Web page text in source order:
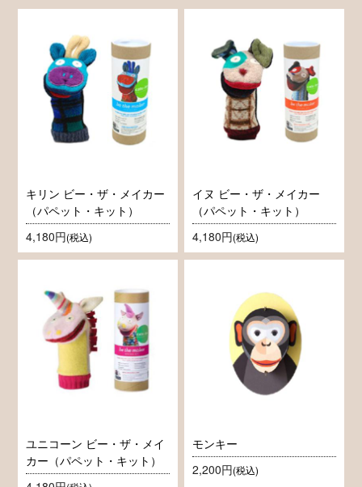
キリン ビー・ザ・メイカー
（パペット・キット）
4,180円(税込)
イヌ ビー・ザ・メイカー
（パペット・キット）
4,180円(税込)
ユニコーン ビー・ザ・メイ
カー（パペット・キット）
モンキー
2,200円(税込)